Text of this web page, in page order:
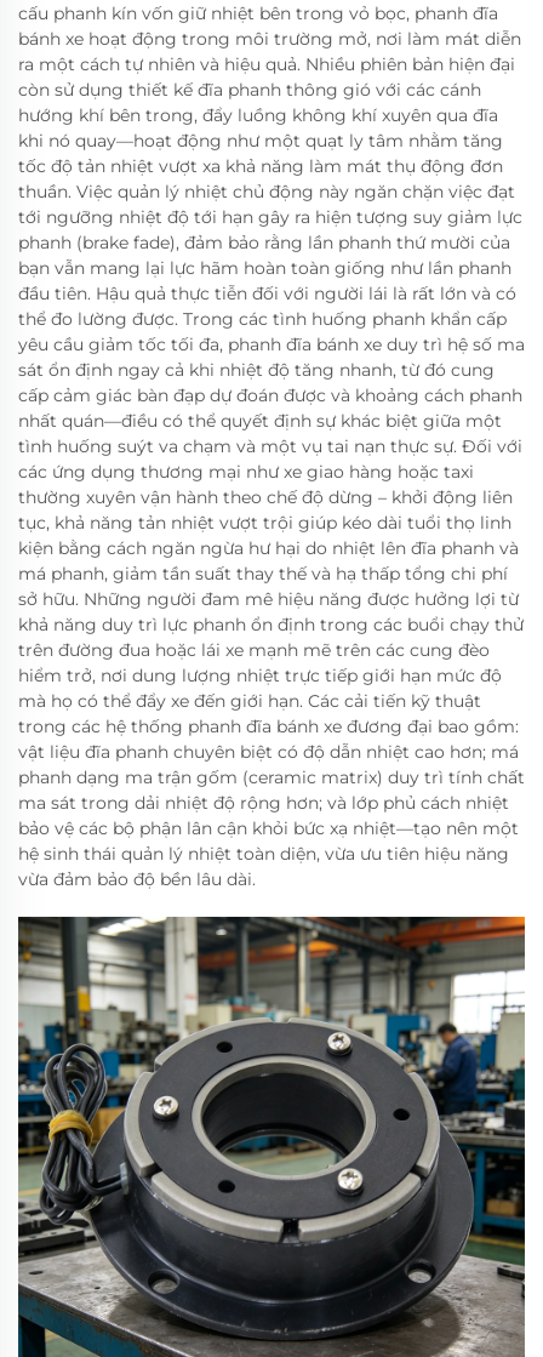
cấu phanh kín vốn giữ nhiệt bên trong vỏ bọc, phanh đĩa
bánh xe hoạt động trong môi trường mở, nơi làm mát diễn
ra một cách tự nhiên và hiệu quả. Nhiều phiên bản hiện đại
còn sử dụng thiết kế đĩa phanh thông gió với các cánh
hướng khí bên trong, đẩy luồng không khí xuyên qua đĩa
khi nó quay—hoạt động như một quạt ly tâm nhằm tăng
tốc độ tản nhiệt vượt xa khả năng làm mát thụ động đơn
thuần. Việc quản lý nhiệt chủ động này ngăn chặn việc đạt
tới ngưỡng nhiệt độ tới hạn gây ra hiện tượng suy giảm lực
phanh (brake fade), đảm bảo rằng lần phanh thứ mười của
bạn vẫn mang lại lực hãm hoàn toàn giống như lần phanh
đầu tiên. Hậu quả thực tiễn đối với người lái là rất lớn và có
thể đo lường được. Trong các tình huống phanh khẩn cấp
yêu cầu giảm tốc tối đa, phanh đĩa bánh xe duy trì hệ số ma
sát ổn định ngay cả khi nhiệt độ tăng nhanh, từ đó cung
cấp cảm giác bàn đạp dự đoán được và khoảng cách phanh
nhất quán—điều có thể quyết định sự khác biệt giữa một
tình huống suýt va chạm và một vụ tai nạn thực sự. Đối với
các ứng dụng thương mại như xe giao hàng hoặc taxi
thường xuyên vận hành theo chế độ dừng – khởi động liên
tục, khả năng tản nhiệt vượt trội giúp kéo dài tuổi thọ linh
kiện bằng cách ngăn ngừa hư hại do nhiệt lên đĩa phanh và
má phanh, giảm tần suất thay thế và hạ thấp tổng chi phí
sở hữu. Những người đam mê hiệu năng được hưởng lợi từ
khả năng duy trì lực phanh ổn định trong các buổi chạy thử
trên đường đua hoặc lái xe mạnh mẽ trên các cung đèo
hiểm trở, nơi dung lượng nhiệt trực tiếp giới hạn mức độ
mà họ có thể đẩy xe đến giới hạn. Các cải tiến kỹ thuật
trong các hệ thống phanh đĩa bánh xe đương đại bao gồm:
vật liệu đĩa phanh chuyên biệt có độ dẫn nhiệt cao hơn; má
phanh dạng ma trận gốm (ceramic matrix) duy trì tính chất
ma sát trong dải nhiệt độ rộng hơn; và lớp phủ cách nhiệt
bảo vệ các bộ phận lân cận khỏi bức xạ nhiệt—tạo nên một
hệ sinh thái quản lý nhiệt toàn diện, vừa ưu tiên hiệu năng
vừa đảm bảo độ bền lâu dài.